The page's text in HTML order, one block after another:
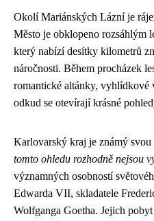
Okolí Mariánských Lázní je
Město je obklopeno rozsáhlým
který nabízí desítky kilometrů
náročnosti. Během procházek
romantické altánky, vyhlídkové
odkud se otevírají krásné
Karlovarský kraj je známý svou
tomto ohledu rozhodně nejsou
významných osobností
Edwarda VII, skladatele
Wolfganga Goetha. Jejich